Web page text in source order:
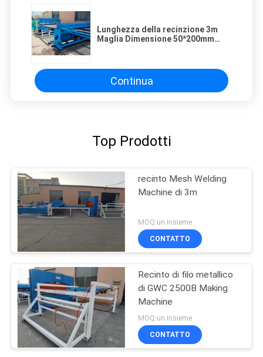
Lunghezza della recinzione 3m
Maglia Dimensione 50*200mm
Continua
Top Prodotti
recinto Mesh Welding
Machine di 3m
MOQ:un insieme
CONTATTO
Recinto di filo metallico
di GWC 2500B Making
Machine
MOQ:un insieme
CONTATTO